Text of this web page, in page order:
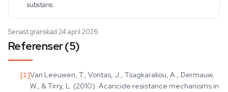
substans.
Senast granskad 24 april 2026
Referenser (5)
[1]Van Leeuwen, T., Vontas, J., Tsagkarakou, A., Dermauw,
W., & Tirry, L. (2010). Acaricide resistance mechanisms in